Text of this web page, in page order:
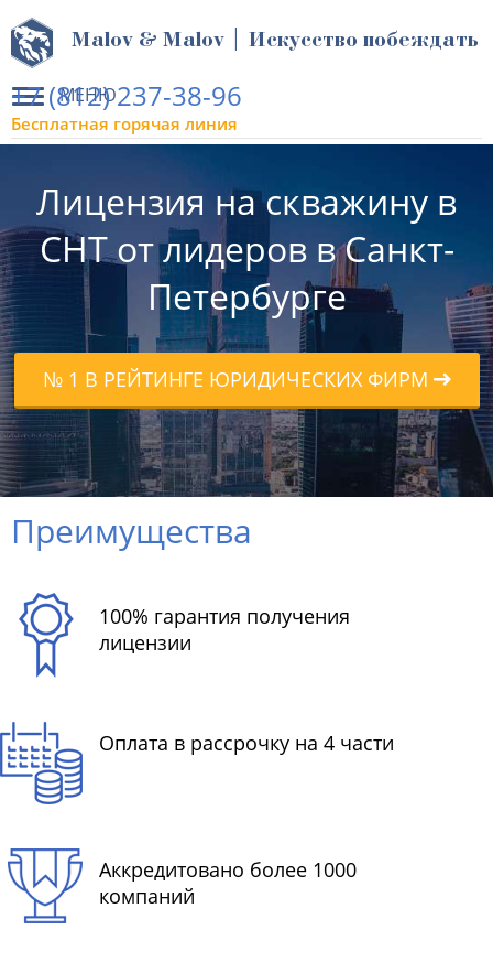
МЕНЮ
Malov & Malov | Искусство побеждать
+7 (812) 237-38-96
Бесплатная горячая линия
Лицензия на скважину в
СНТ от лидеров в Санкт-
Петербурге
№ 1 В РЕЙТИНГЕ ЮРИДИЧЕСКИХ ФИРМ
Преимущества
100% гарантия получения
лицензии
Оплата в рассрочку на 4 части
Аккредитовано более 1000
компаний